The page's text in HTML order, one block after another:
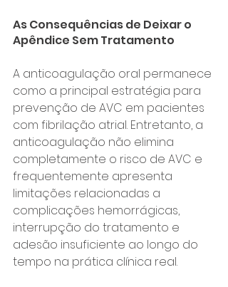
As Consequências de Deixar o
Apêndice Sem Tratamento
A anticoagulação oral permanece
como a principal estratégia para
prevenção de AVC em pacientes
com fibrilação atrial. Entretanto, a
anticoagulação não elimina
completamente o risco de AVC e
frequentemente apresenta
limitações relacionadas a
complicações hemorrágicas,
interrupção do tratamento e
adesão insuficiente ao longo do
tempo na prática clínica real.